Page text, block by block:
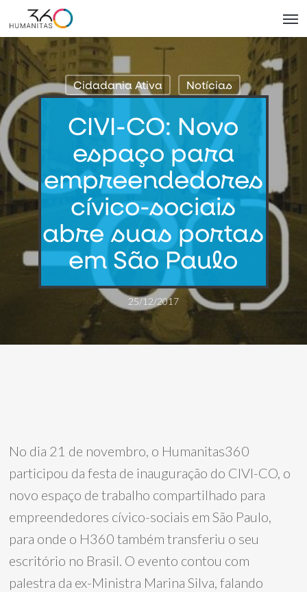
to
main
content
Cidadania Ativa Notícias
CIVI-CO: Novo
espaço para
empreendedores
cívico-sociais
abre suas portas
em São Paulo
25/12/2017
No dia 21 de novembro, o Humanitas360
participou da festa de inauguração do CIVI-CO, o
novo espaço de trabalho compartilhado para
empreendedores cívico-sociais em São Paulo,
para onde o H360 também transferiu o seu
escritório no Brasil. O evento contou com
palestra da ex-Ministra Marina Silva, falando